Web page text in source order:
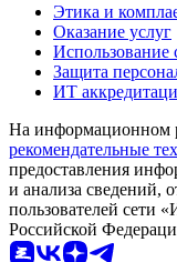
Этика и
Оказание услуг
Использование
Защита
ИТ
На информационном
рекомендательные
предоставления
и анализа сведений,
пользователей сети
Российской